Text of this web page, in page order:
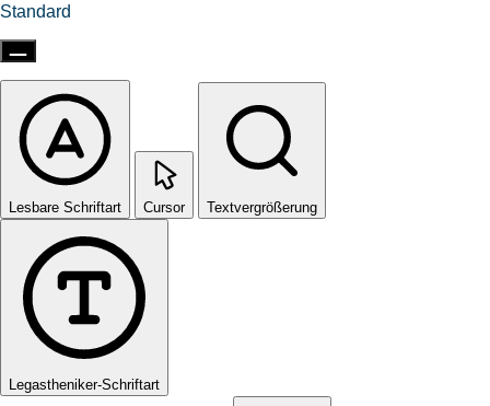
Standard
Lesbare Schriftart Cursor Textvergrößerung
Legastheniker-Schriftart